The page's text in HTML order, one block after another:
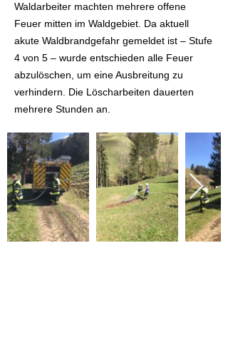
Waldarbeiter machten mehrere offene
Feuer mitten im Waldgebiet. Da aktuell
akute Waldbrandgefahr gemeldet ist – Stufe
4 von 5 – wurde entschieden alle Feuer
abzulöschen, um eine Ausbreitung zu
verhindern. Die Löscharbeiten dauerten
mehrere Stunden an.